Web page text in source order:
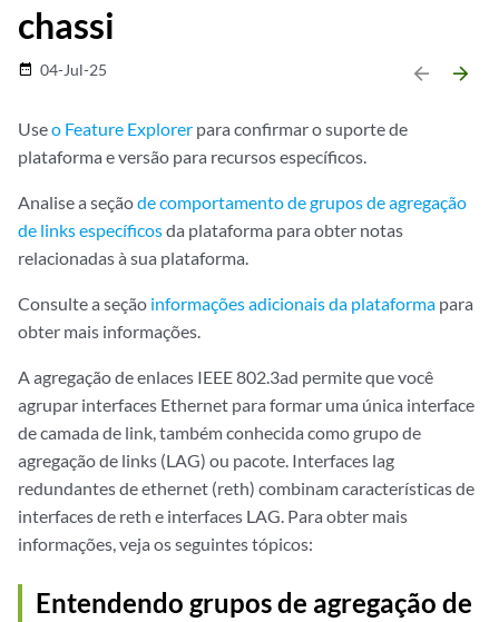
chassi
date_range 04-Jul-25 arrow_backward arrow_forward
Useo Feature Explorer para confirmar o suporte de
plataforma e versão para recursos específicos.
Analise a seçãode comportamento de grupos de agregação
de links específicosda plataforma para obter notas
relacionadas à sua plataforma.
Consulte a seção informações adicionais da plataforma para
obter mais informações.
A agregação de enlaces IEEE 802.3ad permite que você
agrupar interfaces Ethernet para formar uma única interface
de camada de link, também conhecida como grupo de
agregação de links (LAG) ou pacote. Interfaces lag
redundantes de ethernet (reth) combinam características de
interfaces de reth e interfaces LAG. Para obter mais
informações, veja os seguintes tópicos:
Entendendo grupos de agregação de